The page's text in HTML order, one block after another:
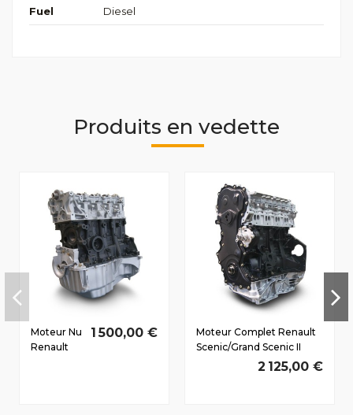
Fuel Diesel
Produits en vedette
Moteur Nu
Renault
1 500,00 €
Moteur Complet Renault
Scenic/Grand Scenic II
2003-2009 2.0 D dCi
2 125,00 €